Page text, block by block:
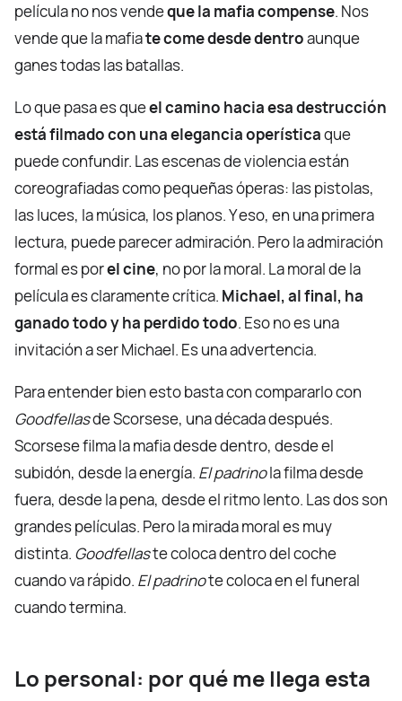
película no nos vendeque la mafia compense. Nos
vende que la mafiate come desde dentroaunque
ganes todas las batallas.
Lo que pasa es queel camino hacia esa destrucción
está filmado con una elegancia operísticaque
puede confundir. Las escenas de violencia están
coreografiadas como pequeñas óperas: las pistolas,
las luces, la música, los planos. Y eso, en una primera
lectura, puede parecer admiración. Pero la admiración
formal es porel cine, no por la moral. La moral de la
película es claramente crítica. Michael, al final, ha
ganado todo y ha perdido todo. Eso no es una
invitación a ser Michael. Es una advertencia.
Para entender bien esto basta con compararlo con
Goodfellasde Scorsese, una década después.
Scorsese filma la mafia desde dentro, desde el
subidón, desde la energía. El padrinola filma desde
fuera, desde la pena, desde el ritmo lento. Las dos son
grandes películas. Pero la mirada moral es muy
distinta. Goodfellaste coloca dentro del coche
cuando va rápido. El padrinote coloca en el funeral
cuando termina.
Lo personal: por qué me llega esta